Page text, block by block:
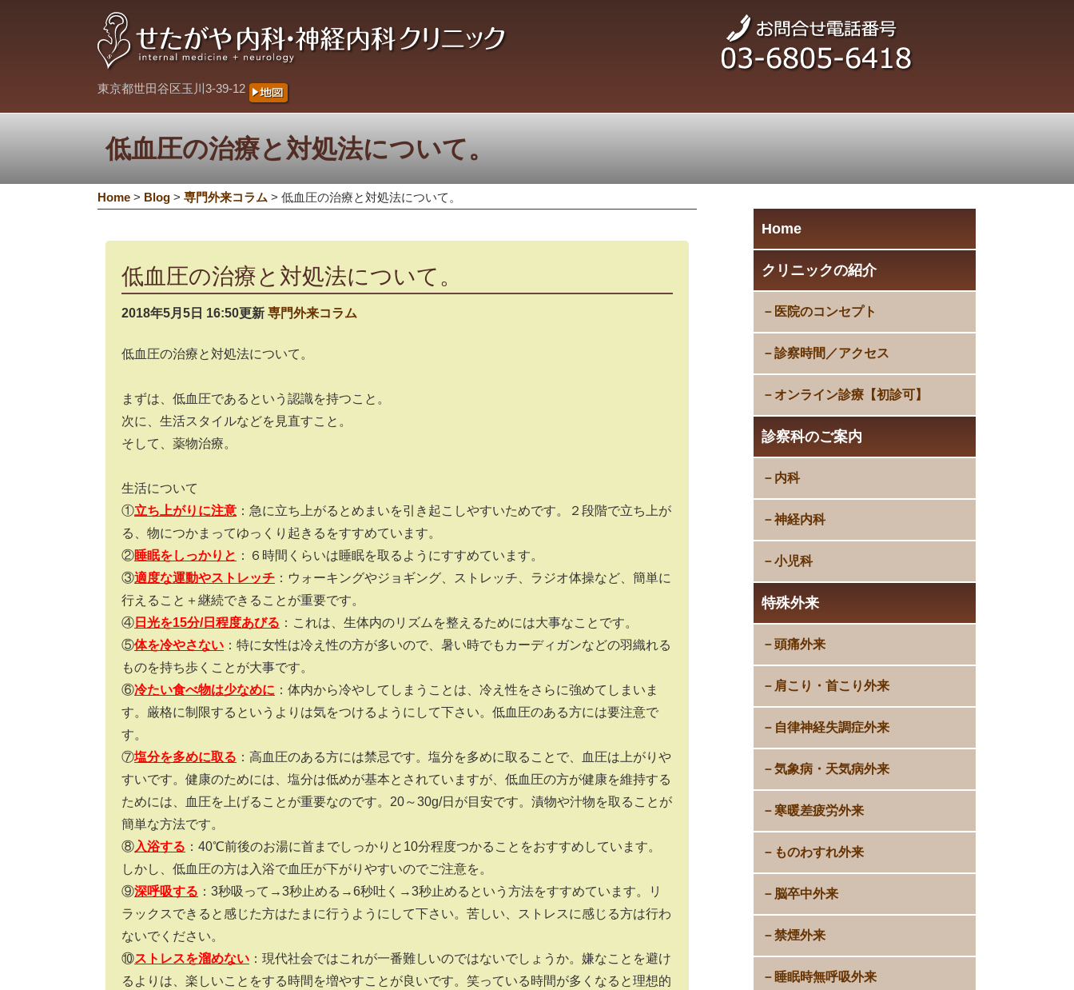
東京都世田谷区玉川3-39-12
低血圧の治療と対処法について。
Home
クリニックの紹介
医院のコンセプト
診察時間／アクセス
オンライン診療【初診可】
診察科のご案内
内科
神経内科
小児科
特殊外来
頭痛外来
肩こり・首こり外来
自律神経失調症外来
気象病・天気病外来
寒暖差疲労外来
ものわすれ外来
脳卒中外来
禁煙外来
睡眠時無呼吸外来
Home > Blog > 専門外来コラム > 低血圧の治療と対処法について。
低血圧の治療と対処法について。
2018年5月5日 16:50更新 専門外来コラム
低血圧の治療と対処法について。
まずは、低血圧であるという認識を持つこと。
次に、生活スタイルなどを見直すこと。
そして、薬物治療。
生活について
①立ち上がりに注意 ：急に立ち上がるとめまいを引き起こしやすいためです。２段階で立ち上が
る、物につかまってゆっくり起きるをすすめています。
②睡眠をしっかりと ：６時間くらいは睡眠を取るようにすすめています。
③適度な運動やストレッチ ：ウォーキングやジョギング、ストレッチ、ラジオ体操など、簡単に
行えること＋継続できることが重要です。
④ 日光を15分/日程度あびる ：これは、生体内のリズムを整えるためには大事なことです。
⑤体を冷やさない ：特に女性は冷え性の方が多いので、暑い時でもカーディガンなどの羽織れる
ものを持ち歩くことが大事です。
⑥冷たい食べ物は少なめに ：体内から冷やしてしまうことは、冷え性をさらに強めてしまいま
す。厳格に制限するというよりは気をつけるようにして下さい。低血圧のある方には要注意で
す。
⑦塩分を多めに取る ：高血圧のある方には禁忌です。塩分を多めに取ることで、血圧は上がりや
すいです。健康のためには、塩分は低めが基本とされていますが、低血圧の方が健康を維持する
ためには、血圧を上げることが重要なのです。20～30g/日が目安です。漬物や汁物を取ることが
簡単な方法です。
⑧入浴する ：40℃前後のお湯に首までしっかりと10分程度つかることをおすすめしています。
しかし、低血圧の方は入浴で血圧が下がりやすいのでご注意を。
⑨深呼吸する ：3秒吸って→3秒止める→6秒吐く→3秒止めるという方法をすすめています。リ
ラックスできると感じた方はたまに行うようにして下さい。苦しい、ストレスに感じる方は行わ
ないでください。
⑩ストレスを溜めない ：現代社会ではこれが一番難しいのではないでしょうか。嫌なことを避け
るよりは、楽しいことをする時間を増やすことが良いです。笑っている時間が多くなると理想的